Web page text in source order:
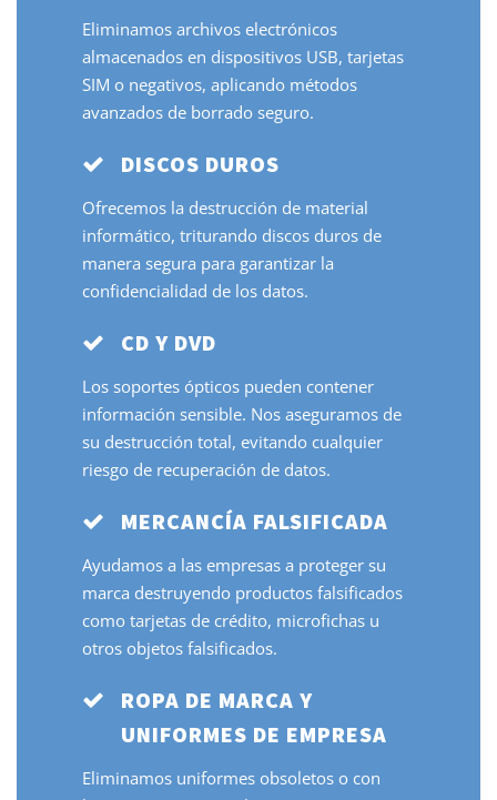
Eliminamos archivos electrónicos
almacenados en dispositivos USB, tarjetas
SIM o negativos, aplicando métodos
avanzados de borrado seguro.
DISCOS DUROS
Ofrecemos la destrucción de material
informático, triturando discos duros de
manera segura para garantizar la
confidencialidad de los datos.
CD Y DVD
Los soportes ópticos pueden contener
información sensible. Nos aseguramos de
su destrucción total, evitando cualquier
riesgo de recuperación de datos.
MERCANCÍA FALSIFICADA
Ayudamos a las empresas a proteger su
marca destruyendo productos falsificados
como tarjetas de crédito, microfichas u
otros objetos falsificados.
ROPA DE MARCA Y
UNIFORMES DE EMPRESA
Eliminamos uniformes obsoletos o con